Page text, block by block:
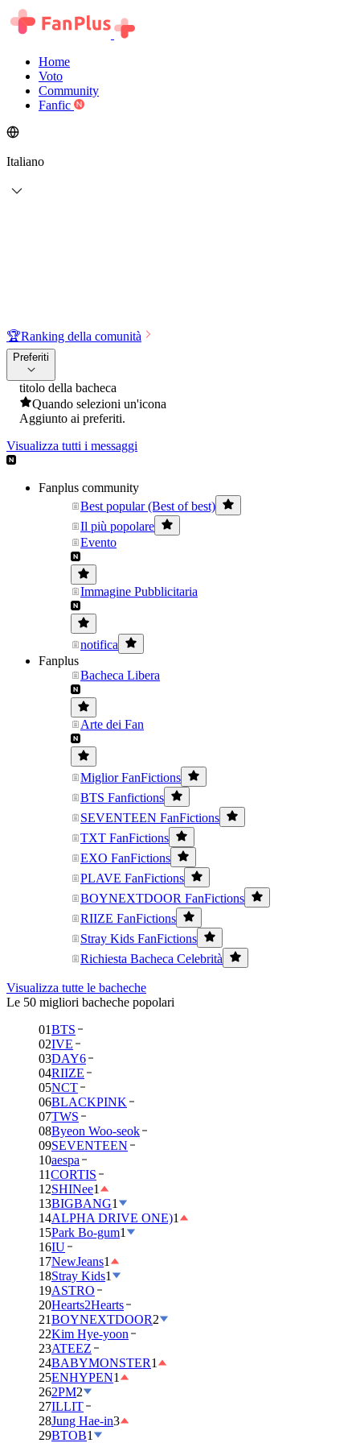
Home
Voto
Community
Fanfic
Italiano
🏆Ranking della comunità
Preferiti
titolo della bacheca
Quando selezioni un'icona
Aggiunto ai preferiti.
Visualizza tutti i messaggi
Fanplus community
Best popular (Best of best)
Il più popolare
Evento
Immagine Pubblicitaria
notifica
Fanplus
Bacheca Libera
Arte dei Fan
Miglior FanFictions
BTS Fanfictions
SEVENTEEN FanFictions
TXT FanFictions
EXO FanFictions
PLAVE FanFictions
BOYNEXTDOOR FanFictions
RIIZE FanFictions
Stray Kids FanFictions
Richiesta Bacheca Celebrità
Visualizza tutte le bacheche
Le 50 migliori bacheche popolari
01BTS
02IVE
03DAY6
04RIIZE
05NCT
06BLACKPINK
07TWS
08Byeon Woo-seok
09SEVENTEEN
10aespa
11CORTIS
12SHINee1
13BIGBANG1
14ALPHA DRIVE ONE)1
15Park Bo-gum1
16IU
17NewJeans1
18Stray Kids1
19ASTRO
20Hearts2Hearts
21BOYNEXTDOOR2
22Kim Hye-yoon
23ATEEZ
24BABYMONSTER1
25ENHYPEN1
262PM2
27ILLIT
28Jung Hae-in3
29BTOB1